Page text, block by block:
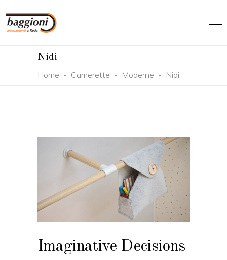
Nidi
Home - Camerette - Moderne - Nidi
Imaginative Decisions